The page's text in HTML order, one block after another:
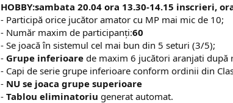
HOBBY:sambata 20.04 ora 13.30-14.15 inscrieri,
- Participă orice jucător amator cu MP mai mic de 10;
- Număr maxim de participanţi:60
- Se joacă în sistemul cel mai bun din 5 seturi (3/5);
- Grupe inferioare de maxim 6 jucători aranjati după
- Capi de serie grupe inferioare conform ordinii din
- NU se joaca grupe superioare
- Tablou eliminatoriu generat automat.​